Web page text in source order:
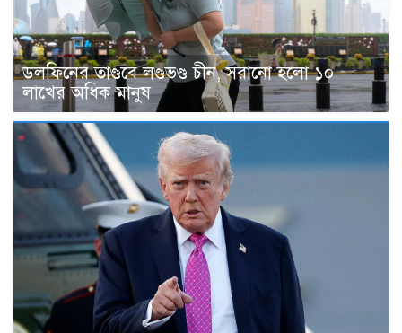
ডলফিনের তাণ্ডবে লণ্ডভণ্ড চীন, সরানো হলো ১০
লাখের ‍অধিক মানুষ